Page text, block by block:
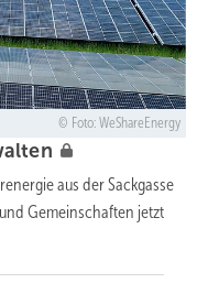
Foto: WeShareEnergy
aus der Sackgasse
Gemeinschaften jetzt